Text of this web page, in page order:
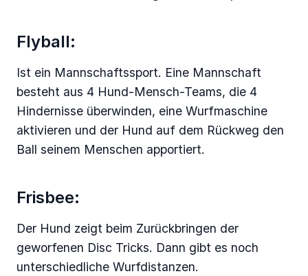
Flyball:
Ist ein Mannschaftssport. Eine Mannschaft
besteht aus 4 Hund-Mensch-Teams, die 4
Hindernisse überwinden, eine Wurfmaschine
aktivieren und der Hund auf dem Rückweg den
Ball seinem Menschen apportiert.
Frisbee:
Der Hund zeigt beim Zurückbringen der
geworfenen Disc Tricks. Dann gibt es noch
unterschiedliche Wurfdistanzen.